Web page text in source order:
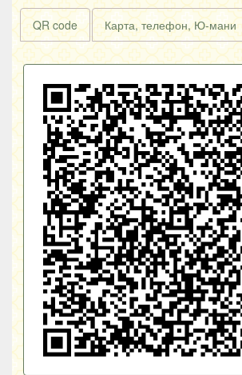
QR code Карта, телефон, Ю-мани